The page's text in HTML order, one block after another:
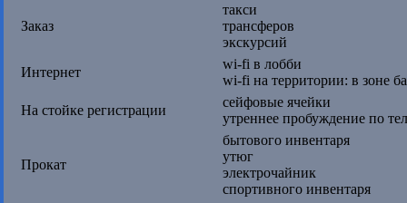
Заказ
такси
трансферов
экскурсий
Интернет
wi-fi в лобби
wi-fi на территории: в зоне
На стойке регистрации
сейфовые ячейки
утреннее пробуждение по
Прокат
бытового инвентаря
утюг
электрочайник
спортивного инвентаря